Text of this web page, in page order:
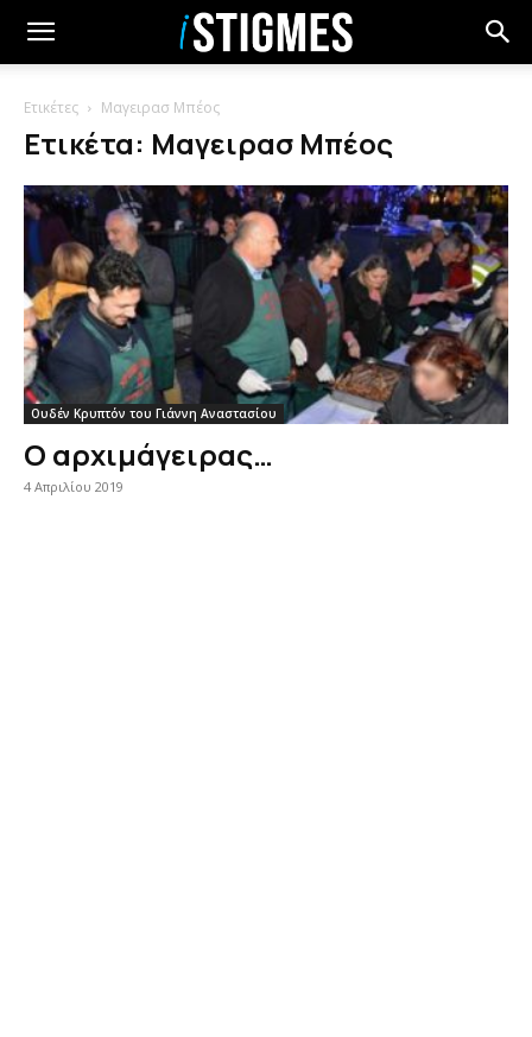
Ετικέτες Μαγειρασ Μπέος
Ετικέτα: Μαγειρασ Μπέος
Ουδέν Κρυπτόν του Γιάννη Αναστασίου
Ο αρχιμάγειρας…
4 Απριλίου 2019